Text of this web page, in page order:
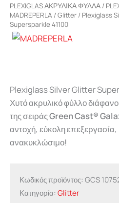
PLEXIGLAS ΑΚΡΥΛΙΚΑ ΦΥΛΛΑ /
MADREPERLA /Glitter / Plexiglass
Supersparkle 41100
Plexiglass Silver Glitter
Χυτό ακρυλικό φύλλο
της σειράςGreen Cast®
αντοχή, εύκολη
ανακυκλώσιμο!
Κωδικός προϊόντος: GCS
Κατηγορία: Glitter